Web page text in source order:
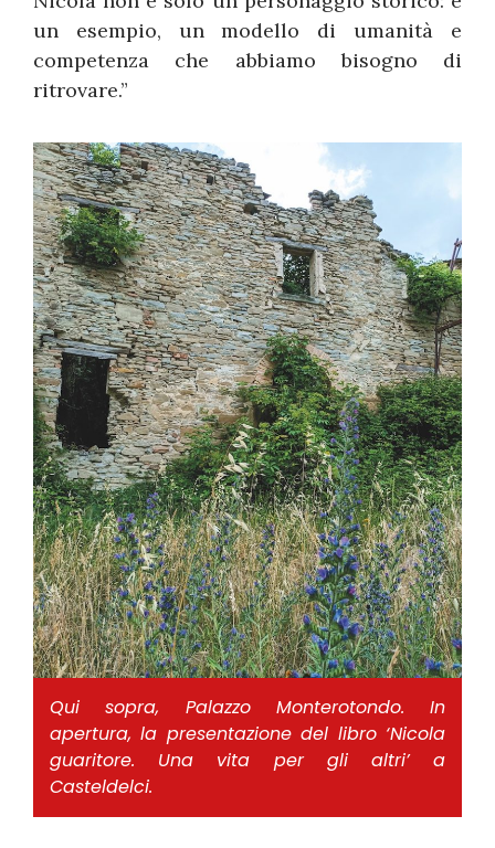
un esempio, un modello di umanità e
competenza che abbiamo bisogno di
ritrovare.”
Qui sopra, Palazzo Monterotondo. In
apertura, la presentazione del libro ‘Nicola
guaritore. Una vita per gli altri’ a
Casteldelci.